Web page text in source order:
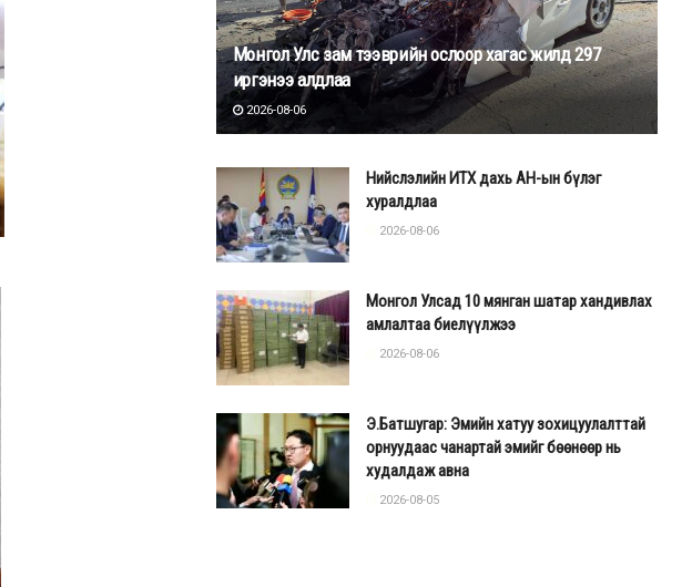
Монгол Улс зам тээврийн ослоор хагас жилд 297
иргэнээ алдлаа
2026-08-06
Нийслэлийн ИТХ дахь АН-ын бүлэг
хуралдлаа
2026-08-06
Монгол Улсад 10 мянган шатар хандивлах
амлалтаа биелүүлжээ
2026-08-06
Э.Батшугар: Эмийн хатуу зохицуулалттай
орнуудаас чанартай эмийг бөөнөөр нь
худалдаж авна
2026-08-05